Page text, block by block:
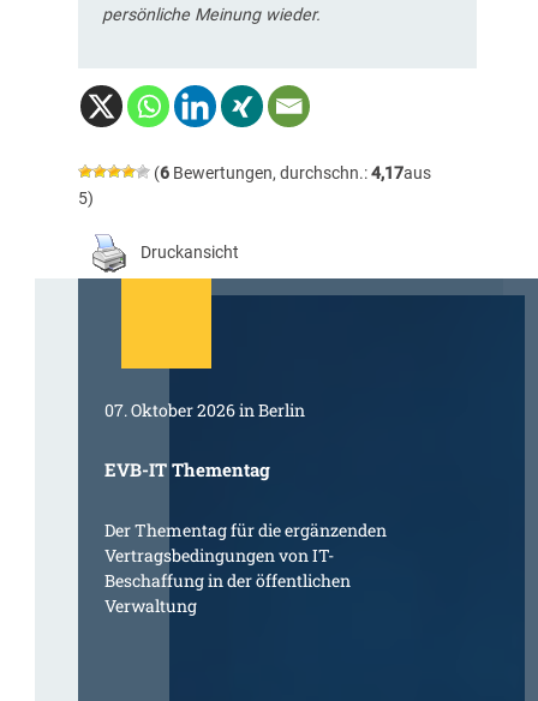
persönliche Meinung wieder.
(6Bewertungen, durchschn.:4,17aus
5)
Druckansicht
07. Oktober 2026 in Berlin
EVB-IT Thementag
Der Thementag für die ergänzenden
Vertragsbedingungen von IT-
Beschaffung in der öffentlichen
Verwaltung